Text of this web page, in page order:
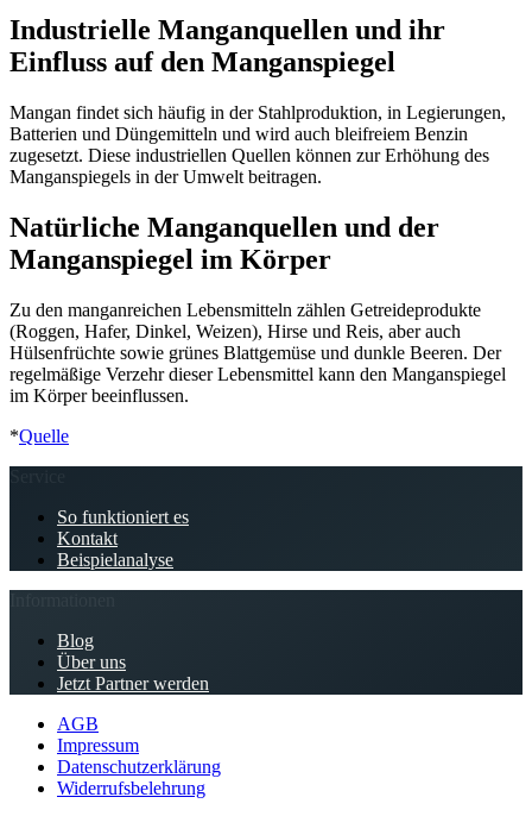
Industrielle Manganquellen und ihr
Einfluss auf den Manganspiegel
Mangan findet sich häufig in der Stahlproduktion, in Legierungen,
Batterien und Düngemitteln und wird auch bleifreiem Benzin
zugesetzt. Diese industriellen Quellen können zur Erhöhung des
Manganspiegels in der Umwelt beitragen.
Natürliche Manganquellen und der
Manganspiegel im Körper
Zu den manganreichen Lebensmitteln zählen Getreideprodukte
(Roggen, Hafer, Dinkel, Weizen), Hirse und Reis, aber auch
Hülsenfrüchte sowie grünes Blattgemüse und dunkle Beeren. Der
regelmäßige Verzehr dieser Lebensmittel kann den Manganspiegel
im Körper beeinflussen.
*Quelle
So funktioniert es
Kontakt
Beispielanalyse
Blog
Über uns
Jetzt Partner werden
AGB
Impressum
Datenschutzerklärung
Widerrufsbelehrung